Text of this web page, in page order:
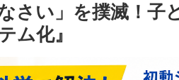
さい」を撲滅！子
ム化』